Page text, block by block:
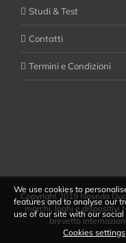
Studi & Test
Contatti
Termini e Condizioni
Copyright 2019 Noseda
marchi, loghi e dispositivi
brevetto
We use cookies to
features and to analyse our
use of our site with our
Cookies settings